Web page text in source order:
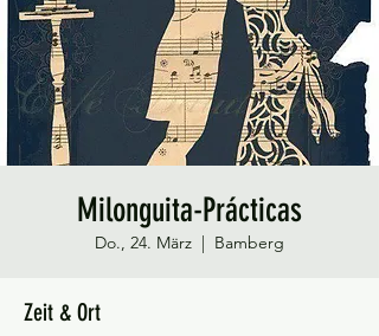
Milonguita-Prácticas
Do., 24. März
  |
Bamberg
Zeit & Ort